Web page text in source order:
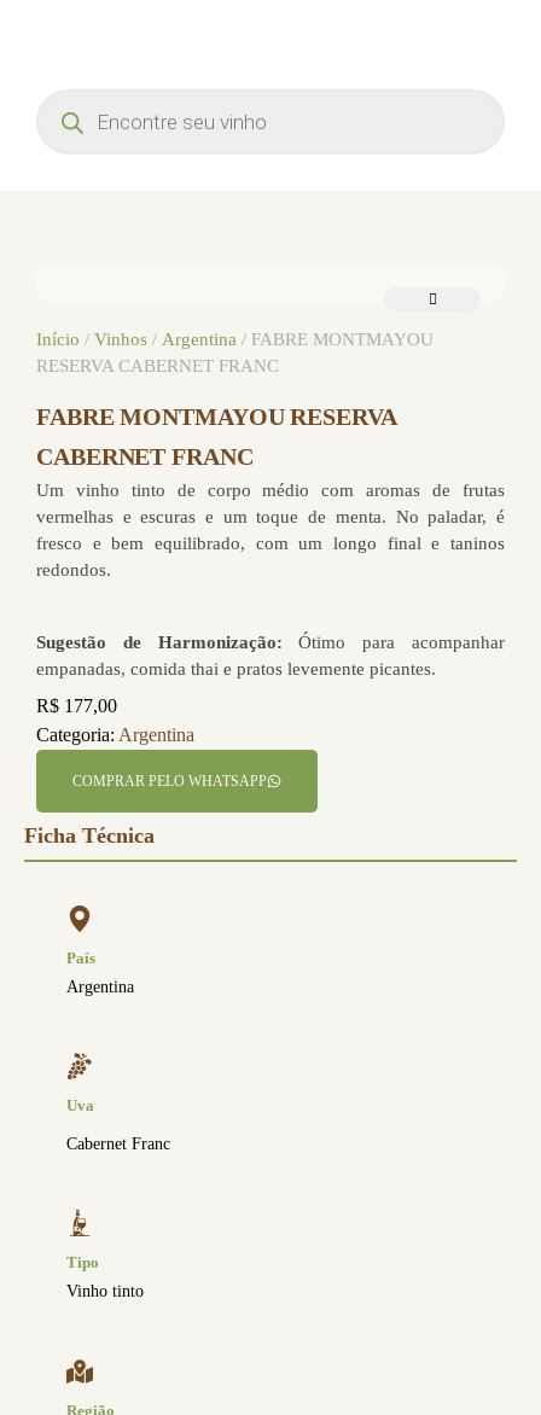
Início / Vinhos / Argentina / FABRE MONTMAYOU
RESERVA CABERNET FRANC
FABRE MONTMAYOU RESERVA
CABERNET FRANC
Um vinho tinto de corpo médio com aromas de frutas
vermelhas e escuras e um toque de menta. No paladar, é
fresco e bem equilibrado, com um longo final e taninos
redondos.
Sugestão de Harmonização:Ótimo para acompanhar
empanadas, comida thai e pratos levemente picantes.
R$ 177,00
Categoria: Argentina
COMPRAR PELO WHATSAPP
Ficha Técnica
País
Argentina
Uva
Cabernet Franc
Tipo
Vinho tinto
Região